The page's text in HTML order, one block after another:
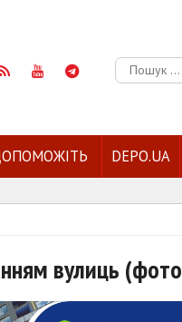
Пошук:
DEPO.UA
вулиць